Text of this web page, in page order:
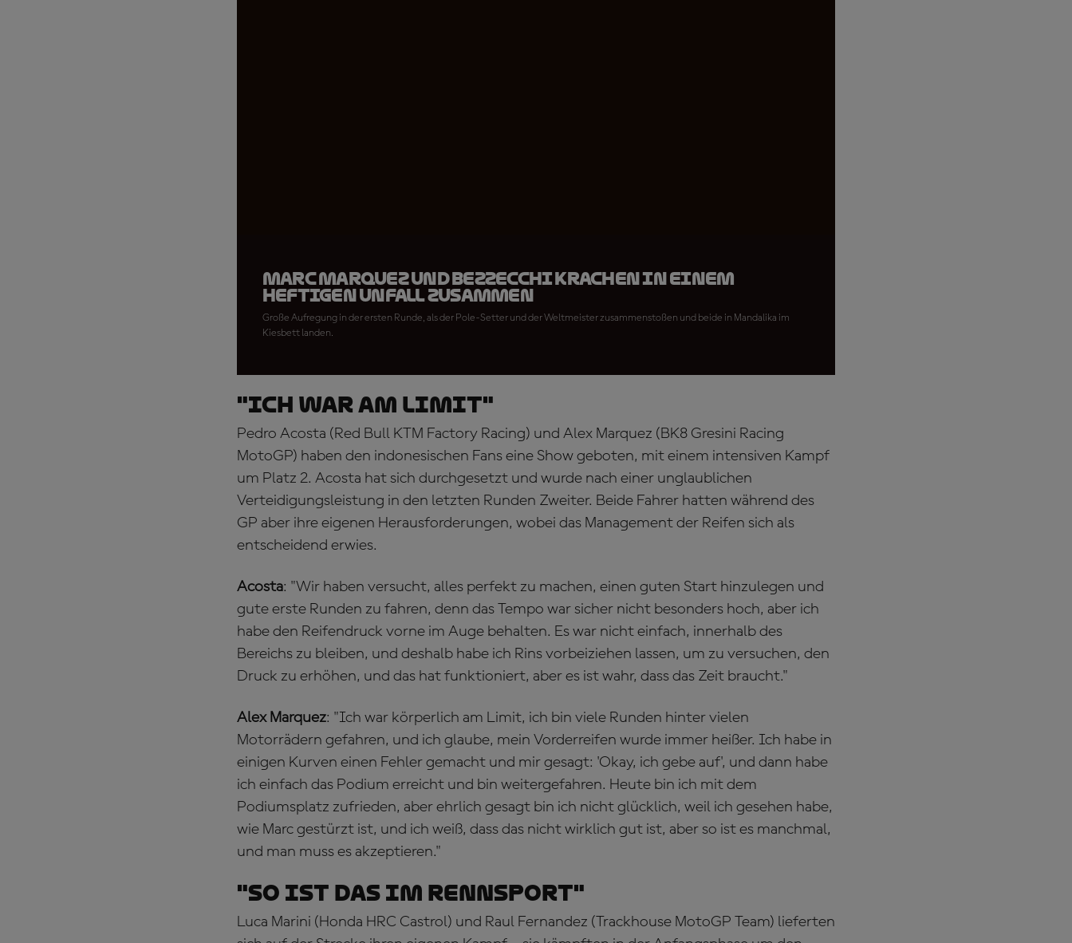
Marc Marquez und Bezzecchi krachen in einem
heftigen Unfall zusammen
Große Aufregung in der ersten Runde, als der Pole-Setter und der Weltmeister zusammenstoßen und beide in Mandalika im
Kiesbett landen.
"Ich war am Limit"
Pedro Acosta (Red Bull KTM Factory Racing) und Alex Marquez (BK8 Gresini Racing
MotoGP) haben den indonesischen Fans eine Show geboten, mit einem intensiven Kampf
um Platz 2. Acosta hat sich durchgesetzt und wurde nach einer unglaublichen
Verteidigungsleistung in den letzten Runden Zweiter. Beide Fahrer hatten während des
GP aber ihre eigenen Herausforderungen, wobei das Management der Reifen sich als
entscheidend erwies.
Acosta: "Wir haben versucht, alles perfekt zu machen, einen guten Start hinzulegen und
gute erste Runden zu fahren, denn das Tempo war sicher nicht besonders hoch, aber ich
habe den Reifendruck vorne im Auge behalten. Es war nicht einfach, innerhalb des
Bereichs zu bleiben, und deshalb habe ich Rins vorbeiziehen lassen, um zu versuchen, den
Druck zu erhöhen, und das hat funktioniert, aber es ist wahr, dass das Zeit braucht."
Alex Marquez: "Ich war körperlich am Limit, ich bin viele Runden hinter vielen
Motorrädern gefahren, und ich glaube, mein Vorderreifen wurde immer heißer. Ich habe in
einigen Kurven einen Fehler gemacht und mir gesagt: 'Okay, ich gebe auf', und dann habe
ich einfach das Podium erreicht und bin weitergefahren. Heute bin ich mit dem
Podiumsplatz zufrieden, aber ehrlich gesagt bin ich nicht glücklich, weil ich gesehen habe,
wie Marc gestürzt ist, und ich weiß, dass das nicht wirklich gut ist, aber so ist es manchmal,
und man muss es akzeptieren."
"So ist das im Rennsport"
Luca Marini (Honda HRC Castrol) und Raul Fernandez (Trackhouse MotoGP Team) lieferten